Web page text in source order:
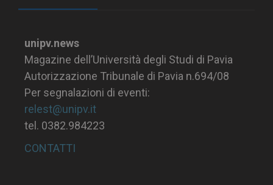
unipv.news
Magazine dell’Università degli Studi di Pavia
Autorizzazione Tribunale di Pavia n.694/08
Per segnalazioni di eventi:
relest@unipv.it
tel. 0382.984223
CONTATTI